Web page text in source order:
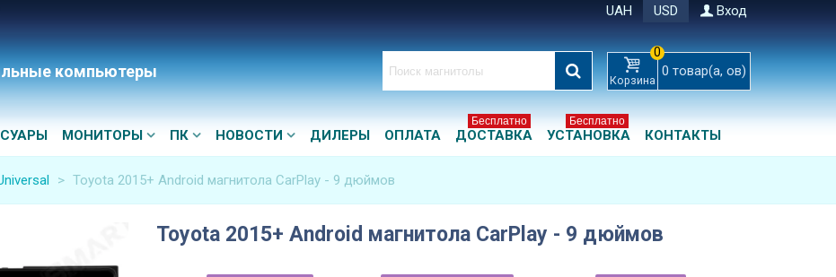
UAH USD Вход
компьютеры Корзина
0
0 товар(а, ов)
МОНИТОРЫ ПК НОВОСТИ ДИЛЕРЫ ОПЛАТА ДОСТАВКА
Бесплатно
УСТАНОВКА
Бесплатно
КОНТАКТЫ
> Toyota 2015+ Android магнитола CarPlay - 9 дюймов
Toyota 2015+ Android магнитола CarPlay - 9 дюймов